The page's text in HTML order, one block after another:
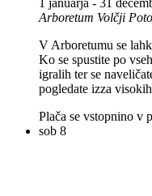
Arboretum Volčji
V Arboretumu se
Ko se spustite po
igralih ter se
pogledate izza
Plača se vstopnino v
sob 8